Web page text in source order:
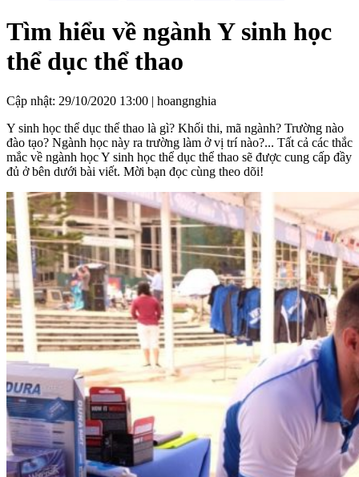
Tìm hiểu về ngành Y sinh học
thể dục thể thao
Cập nhật: 29/10/2020 13:00 | hoangnghia
Y sinh học thể dục thể thao là gì? Khối thi, mã ngành? Trường nào
đào tạo? Ngành học này ra trường làm ở vị trí nào?... Tất cả các thắc
mắc về ngành học Y sinh học thể dục thể thao sẽ được cung cấp đầy
đủ ở bên dưới bài viết. Mời bạn đọc cùng theo dõi!